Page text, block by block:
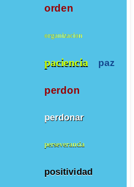
orden
organizacion
paciencia paz
perdon
perdonar
perseverancia
positividad